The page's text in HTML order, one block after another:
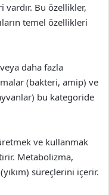
vardır. Bu özellikler,
temel özellikleri
daha fazla
(bakteri, amip) ve
bu kategoride
ve kullanmak
Metabolizma,
süreçlerini içerir.